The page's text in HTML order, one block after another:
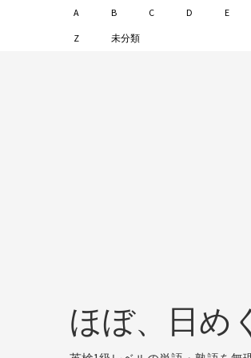
A B C D E
Z 未分類
ほぼ、日め